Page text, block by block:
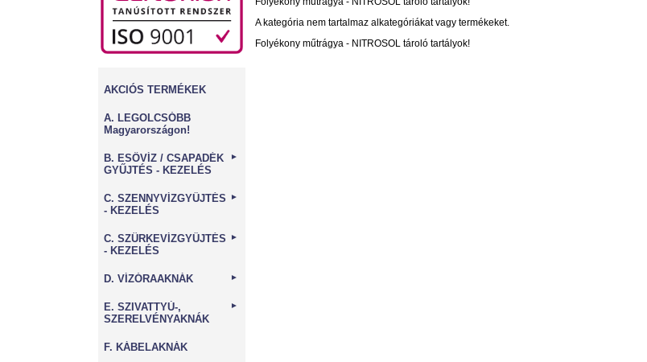
AKCIÓS TERMÉKEK
A. LEGOLCSÓBB
Magyarországon!
B. ESŐVÍZ / CSAPADÉK
GYŰJTÉS - KEZELÉS
►
C. SZENNYVÍZGYŰJTÉS
- KEZELÉS
►
C. SZÜRKEVÍZGYŰJTÉS
- KEZELÉS
►
D. VÍZÓRAAKNÁK ►
E. SZIVATTYÚ-,
SZERELVÉNYAKNÁK
►
F. KÁBELAKNÁK
A kategória nem tartalmaz alkategóriákat vagy termékeket.
Folyékony műtrágya - NITROSOL tároló tartályok!